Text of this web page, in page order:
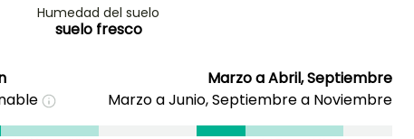
Humedad del suelo
suelo fresco
Marzo a Abril, Septiembre
Marzo a Junio, Septiembre a Noviembre